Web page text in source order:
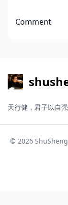
Comment
天行健，君子以自
© 2026